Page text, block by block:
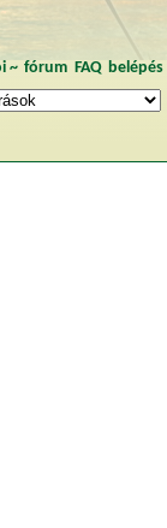
~ fórum FAQ belépés